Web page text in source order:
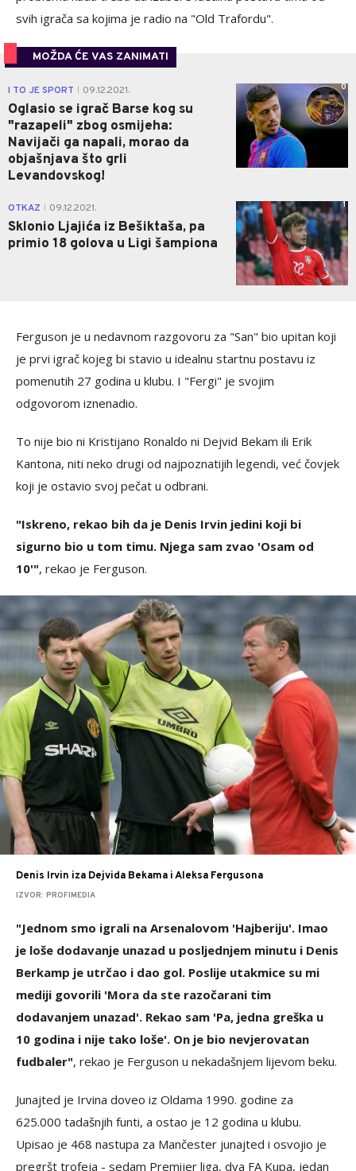
svih igrača sa kojima je radio na "Old Trafordu".
MOŽDA ĆE VAS ZANIMATI
I TO JE SPORT 09.12.2021.
Oglasio se igrač Barse kog su
"razapeli" zbog osmijeha:
Navijači ga napali, morao da
objašnjava što grli
Levandovskog!
0
OTKAZ 09.12.2021.
Sklonio Ljajića iz Bešiktaša, pa
primio 18 golova u Ligi šampiona
1
Ferguson je u nedavnom razgovoru za "San" bio upitan koji
je prvi igrač kojeg bi stavio u idealnu startnu postavu iz
pomenutih 27 godina u klubu. I "Fergi" je svojim
odgovorom iznenadio.
To nije bio ni Kristijano Ronaldo ni Dejvid Bekam ili Erik
Kantona, niti neko drugi od najpoznatijih legendi, već čovjek
koji je ostavio svoj pečat u odbrani.
"Iskreno, rekao bih da je Denis Irvin jedini koji bi
sigurno bio u tom timu. Njega sam zvao 'Osam od
10'", rekao je Ferguson.
Denis Irvin iza Dejvida Bekama i Aleksa Fergusona
IZVOR: PROFIMEDIA
"Jednom smo igrali na Arsenalovom 'Hajberiju'. Imao
je loše dodavanje unazad u posljednjem minutu i Denis
Berkamp je utrčao i dao gol. Poslije utakmice su mi
mediji govorili 'Mora da ste razočarani tim
dodavanjem unazad'. Rekao sam 'Pa, jedna greška u
10 godina i nije tako loše'. On je bio nevjerovatan
fudbaler", rekao je Ferguson u nekadašnjem lijevom beku.
Junajted je Irvina doveo iz Oldama 1990. godine za
625.000 tadašnjih funti, a ostao je 12 godina u klubu.
Upisao je 468 nastupa za Mančester junajted i osvojio je
pregršt trofeja - sedam Premijer liga, dva FA Kupa, jedan